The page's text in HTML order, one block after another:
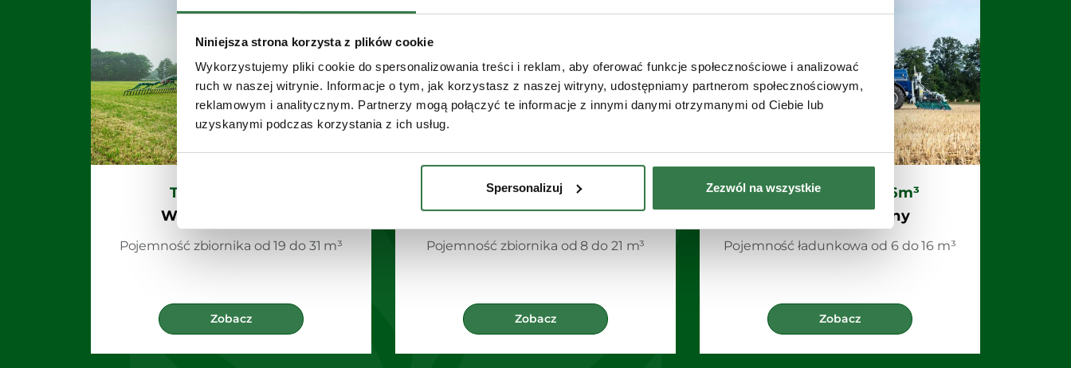
Niniejsza strona korzysta z plików cookie
Wykorzystujemy pliki cookie do spersonalizowania treści i reklam, aby oferować funkcje społecznościowe i analizować
ruch w naszej witrynie. Informacje o tym, jak korzystasz z naszej witryny, udostępniamy partnerom społecznościowym,
reklamowym i analitycznym. Partnerzy mogą połączyć te informacje z innymi danymi otrzymanymi od Ciebie lub
uzyskanymi podczas korzystania z ich usług.
Spersonalizuj Zezwól na wszystkie
Tridem 19-31 m³
Wóz asenizacyjny
Pojemność zbiornika od 19 do 31 m³
Zobacz
Tandem 8-21 m³
Wóz asenizacyjny
Pojemność zbiornika od 8 do 21 m³
Zobacz
Jednoosiowy 6-16m³
Wóz asenizacyjny
Pojemność ładunkowa od 6 do 16 m³
Zobacz